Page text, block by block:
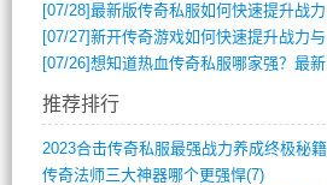
[07/28]最新版传奇私服如何快速提升战力与获取稀有装备？
[07/27]新开传奇游戏如何快速提升战力与获取稀有装备？
[07/26]想知道热血传奇私服哪家强？最新排行榜攻略全解析
推荐排行
传奇法师三大神器哪个更强悍(7)